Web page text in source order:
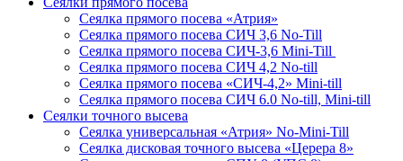
Сеялка прямого посева «Атрия»
Сеялка прямого посева СИЧ 3,6 No-Till
Сеялка прямого посева СИЧ-3,6 Mini-Till
Сеялка прямого посева СИЧ 4,2 No-till
Сеялка прямого посева «СИЧ-4,2» Mini-till
Сеялка прямого посева СИЧ 6.0 No-till, Mini-till
Сеялки точного высева
Сеялка универсальная «Атрия» No-Mini-Till
Сеялка дисковая точного высева «Церера 8»